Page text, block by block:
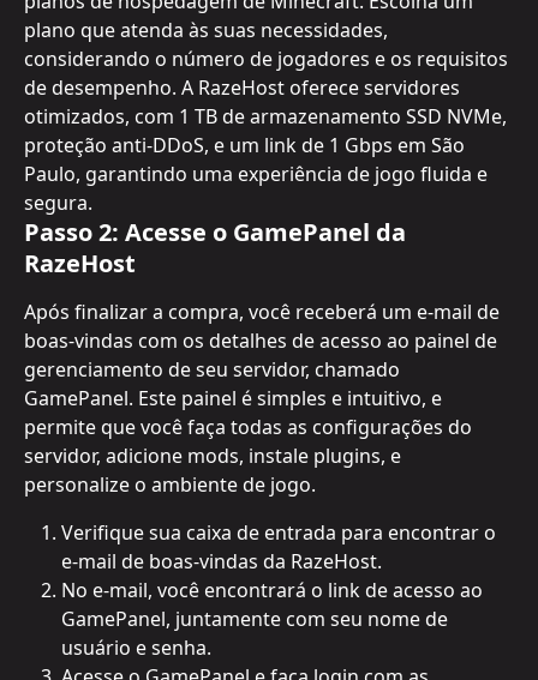
plano que atenda às suas necessidades,
considerando o número de jogadores e os requisitos
de desempenho. A RazeHost oferece servidores
otimizados, com 1 TB de armazenamento SSD NVMe,
proteção anti-DDoS, e um link de 1 Gbps em São
Paulo, garantindo uma experiência de jogo fluida e
segura.
Passo 2: Acesse o GamePanel da
RazeHost
Após finalizar a compra, você receberá um e-mail de
boas-vindas com os detalhes de acesso ao painel de
gerenciamento de seu servidor, chamado
GamePanel. Este painel é simples e intuitivo, e
permite que você faça todas as configurações do
servidor, adicione mods, instale plugins, e
personalize o ambiente de jogo.
Verifique sua caixa de entrada para encontrar o
e-mail de boas-vindas da RazeHost.
No e-mail, você encontrará o link de acesso ao
GamePanel, juntamente com seu nome de
usuário e senha.